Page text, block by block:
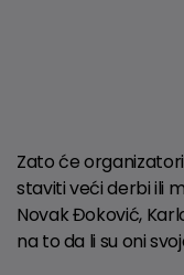
Zato će
staviti veći derbi ili
Novak Đoković,
na to da li su oni